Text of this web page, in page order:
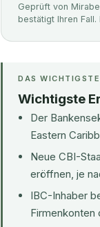
Geprüft von
bestätigt Ihren
DAS
Wichtigste
Der
Eastern
Neue CBI-
eröffnen, je
IBC-Inhaber
Firmenkonten